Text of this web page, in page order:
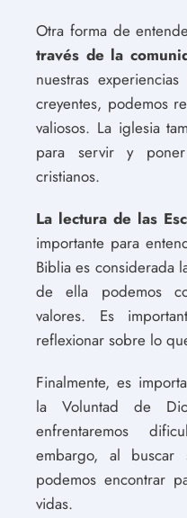
Otra forma de
través de la
nuestras
creyentes, podemos
valiosos. La iglesia
para servir y
cristianos.
La lectura de las
importante para
Biblia es considerada
de ella podemos
valores. Es
reflexionar sobre lo
Finalmente, es
la Voluntad de
enfrentaremos
embargo, al
podemos encontrar
vidas.